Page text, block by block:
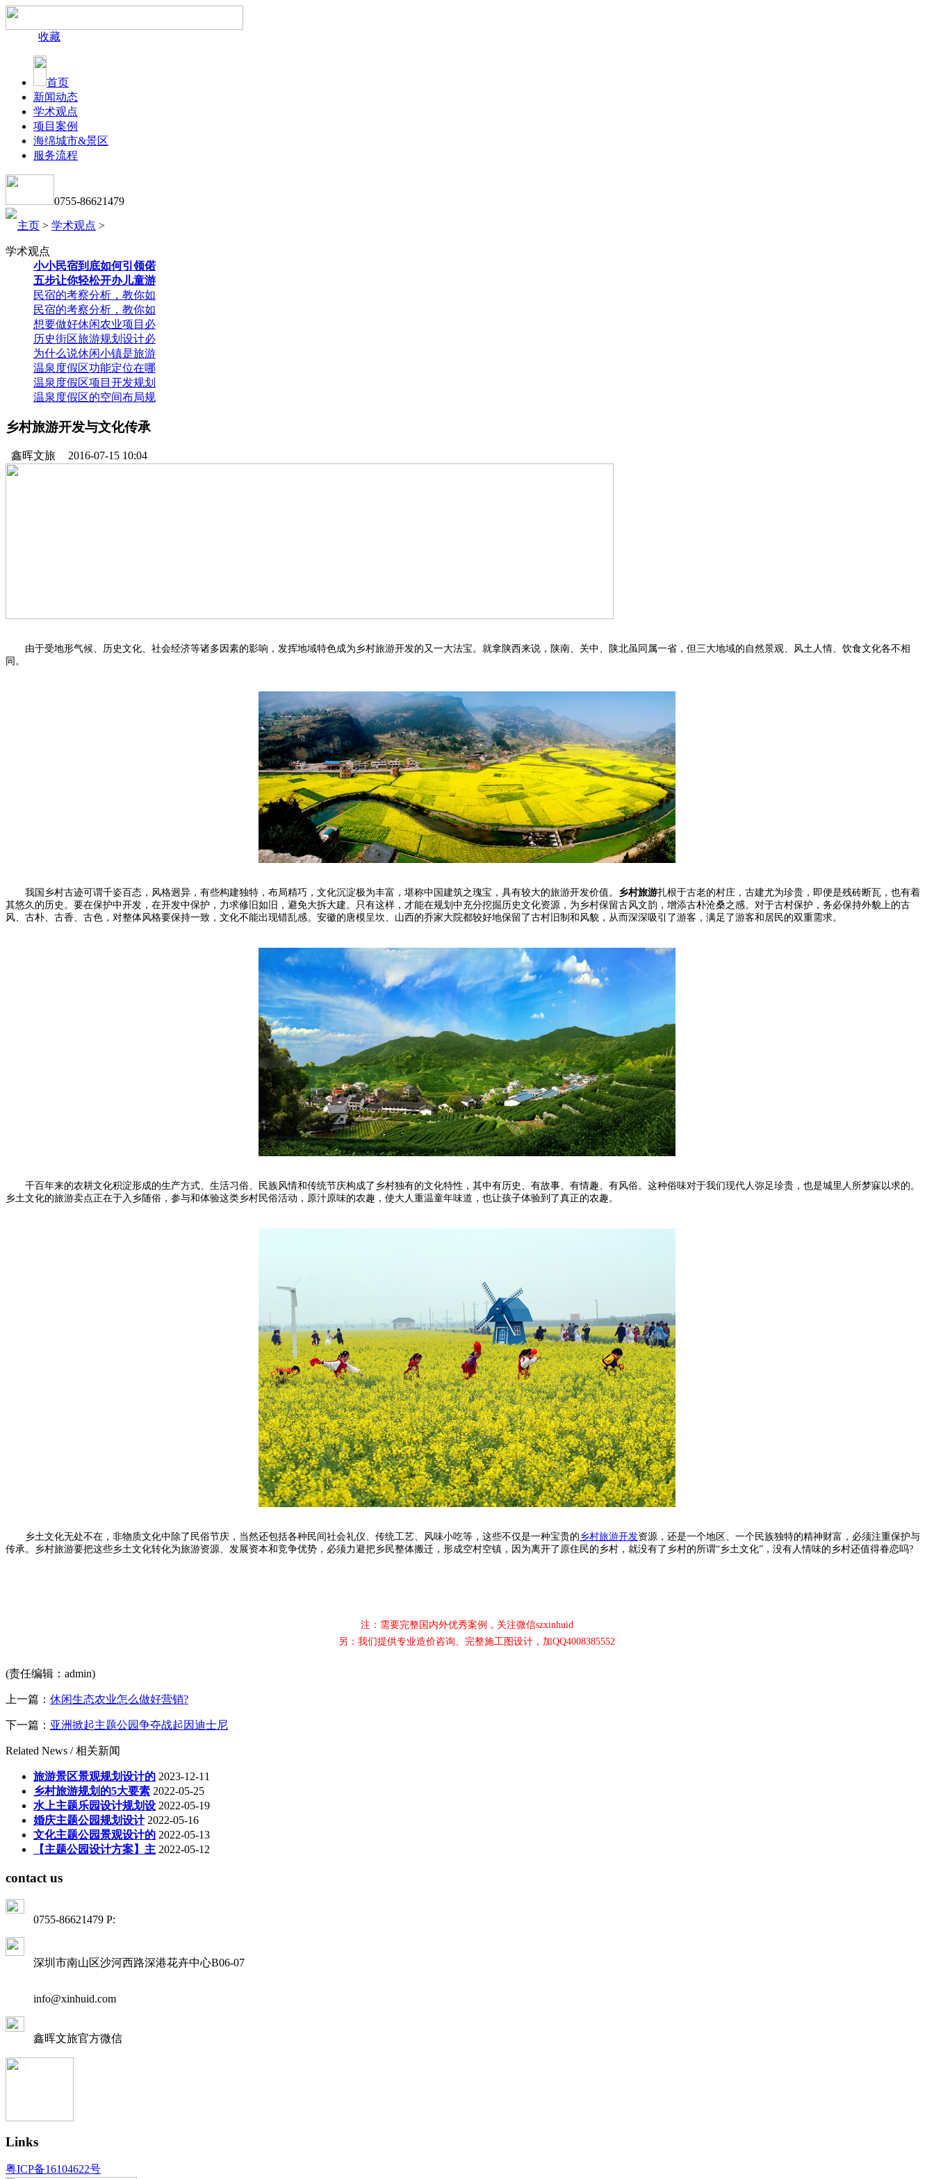
收藏
首页
新闻动态
学术观点
项目案例
海绵城市&景区
服务流程
0755-86621479
主页 > 学术观点 >
学术观点
小小民宿到底如何引领偌
五步让你轻松开办儿童游
民宿的考察分析，教你如
民宿的考察分析，教你如
想要做好休闲农业项目必
历史街区旅游规划设计必
为什么说休闲小镇是旅游
温泉度假区功能定位在哪
温泉度假区项目开发规划
温泉度假区的空间布局规
乡村旅游开发与文化传承
鑫晖文旅 2016-07-15 10:04
由于受地形气候、历史文化、社会经济等诸多因素的影响，发挥地域特色成为乡村旅游开发的又一大法宝。就拿陕西来说，陕南、关中、陕北虽同属一省，但三大地域的自然景观、风土人情、饮食文化各不相
同。
我国乡村古迹可谓千姿百态，风格迥异，有些构建独特，布局精巧，文化沉淀极为丰富，堪称中国建筑之瑰宝，具有较大的旅游开发价值。 乡村旅游扎根于古老的村庄，古建尤为珍贵，即便是残砖断瓦，也有着
其悠久的历史。要在保护中开发，在开发中保护，力求修旧如旧，避免大拆大建。只有这样，才能在规划中充分挖掘历史文化资源，为乡村保留古风文韵，增添古朴沧桑之感。对于古村保护，务必保持外貌上的古
风、古朴、古香、古色，对整体风格要保持一致，文化不能出现错乱感。安徽的唐模呈坎、山西的乔家大院都较好地保留了古村旧制和风貌，从而深深吸引了游客，满足了游客和居民的双重需求。
千百年来的农耕文化积淀形成的生产方式、生活习俗、民族风情和传统节庆构成了乡村独有的文化特性，其中有历史、有故事、有情趣、有风俗。这种俗味对于我们现代人弥足珍贵，也是城里人所梦寐以求的。
乡土文化的旅游卖点正在于入乡随俗，参与和体验这类乡村民俗活动，原汁原味的农趣，使大人重温童年味道，也让孩子体验到了真正的农趣。
乡土文化无处不在，非物质文化中除了民俗节庆，当然还包括各种民间社会礼仪、传统工艺、风味小吃等，这些不仅是一种宝贵的 乡村旅游开发资源，还是一个地区、一个民族独特的精神财富，必须注重保护与
传承。乡村旅游要把这些乡土文化转化为旅游资源、发展资本和竞争优势，必须力避把乡民整体搬迁，形成空村空镇，因为离开了原住民的乡村，就没有了乡村的所谓“乡土文化”，没有人情味的乡村还值得眷恋吗?
注：需要完整国内外优秀案例，关注微信szxinhuid
另：我们提供专业造价咨询、完整施工图设计，加QQ4008385552
(责任编辑：admin)
上一篇： 休闲生态农业怎么做好营销?
下一篇： 亚洲掀起主题公园争夺战起因迪士尼
Related News /相关新闻
旅游景区景观规划设计的 2023-12-11
乡村旅游规划的5大要素 2022-05-25
水上主题乐园设计规划设 2022-05-19
婚庆主题公园规划设计 2022-05-16
文化主题公园景观设计的 2022-05-13
【主题公园设计方案】主 2022-05-12
contact us
0755-86621479 P:
深圳市南山区沙河西路深港花卉中心B06-07
info@xinhuid.com
鑫晖文旅官方微信
Links
粤ICP备16104622号